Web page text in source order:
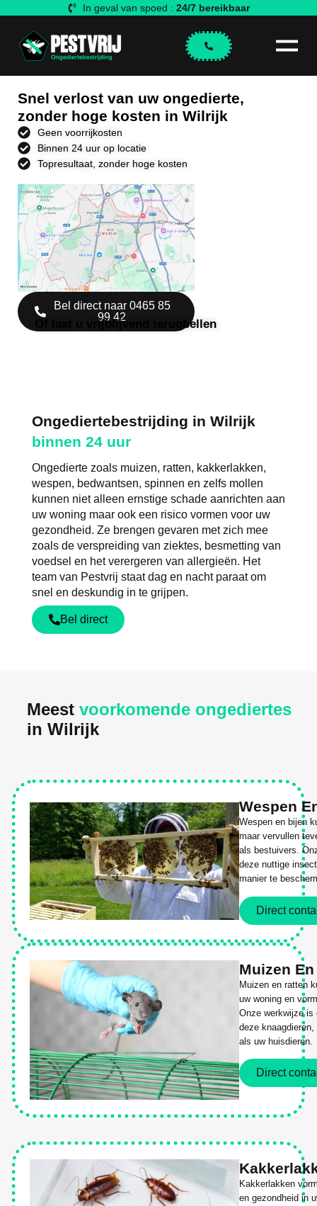
In geval van spoed :24/7 bereikbaar
Snel verlost van uw ongedierte,
zonder hoge kosten in Wilrijk
Geen voorrijkosten
Binnen 24 uur op locatie
Topresultaat, zonder hoge kosten
Bel direct naar 0465 85
99 42
Of laat u vrijblijvend terugbellen
Ongediertebestrijding in Wilrijk
binnen 24 uur
Ongedierte zoals muizen, ratten, kakkerlakken,
wespen, bedwantsen, spinnen en zelfs mollen
kunnen niet alleen ernstige schade aanrichten aan
uw woning maar ook een risico vormen voor uw
gezondheid. Ze brengen gevaren met zich mee
zoals de verspreiding van ziektes, besmetting van
voedsel en het verergeren van allergieën. Het
team van Pestvrij staat dag en nacht paraat om
snel en deskundig in te grijpen.
Bel direct
Meest voorkomende ongediertes
in Wilrijk
Wespen
Wespen en bijen
maar vervullen
als bestuivers.
deze nuttige
manier te
Direct
Muizen
Muizen en ratten
uw woning en
Onze werkwijze is
deze
als uw huisdieren.
Direct
Kakkerlakken
en gezondheid in